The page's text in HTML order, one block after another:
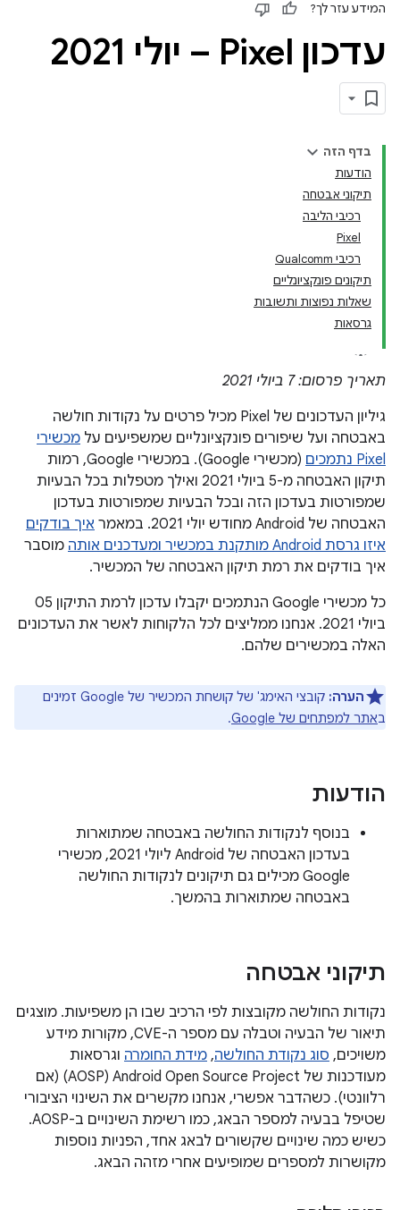
המידע עזר לך?
עדכון Pixel – יולי 2021
בדף הזה
הודעות
תיקוני אבטחה
רכיבי הליבה
Pixel
רכיבי Qualcomm
תיקונים פונקציונליים
שאלות נפוצות ותשובות
גרסאות
תאריך פרסום: 7 ביולי 2021
גיליון העדכונים של Pixel מכיל פרטים על נקודות חולשה
באבטחה ועל שיפורים פונקציונליים שמשפיעים על מכשירי
Pixel נתמכים
(מכשירי Google). במכשירי Google, רמות
תיקון האבטחה מ-5 ביולי 2021 ואילך מטפלות בכל הבעיות
שמפורטות בעדכון הזה ובכל הבעיות שמפורטות בעדכון
האבטחה של Android מחודש יולי 2021. במאמר
איך בודקים
איזו גרסת Android מותקנת במכשיר ומעדכנים אותה
מוסבר
איך בודקים את רמת תיקון האבטחה של המכשיר.
כל מכשירי Google הנתמכים יקבלו עדכון לרמת התיקון 05
ביולי 2021. אנחנו ממליצים לכל הלקוחות לאשר את העדכונים
האלה במכשירים שלהם.
הערה:
קובצי האימג' של קושחת המכשיר של Google זמינים
באתר למפתחים של Google .
הודעות
בנוסף לנקודות החולשה באבטחה שמתוארות
בעדכון האבטחה של Android ליולי 2021, מכשירי
Google מכילים גם תיקונים לנקודות החולשה
באבטחה שמתוארות בהמשך.
תיקוני אבטחה
נקודות החולשה מקובצות לפי הרכיב שבו הן משפיעות. מוצגים
תיאור של הבעיה וטבלה עם מספר ה-CVE, מקורות מידע
משויכים, סוג נקודת החולשה, מידת החומרה וגרסאות
מעודכנות של Android Open Source Project‏ (AOSP) (אם
רלוונטי). כשהדבר אפשרי, אנחנו מקשרים את השינוי הציבורי
שטיפל בבעיה למספר הבאג, כמו רשימת השינויים ב-AOSP.
כשיש כמה שינויים שקשורים לבאג אחד, הפניות נוספות
מקושרות למספרים שמופיעים אחרי מזהה הבאג.